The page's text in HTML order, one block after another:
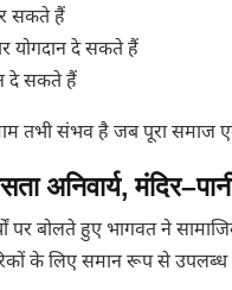
सकते हैं
योगदान दे सकते हैं
दे सकते हैं
तभी संभव है जब पूरा समाज
अनिवार्य,
पर बोलते हुए भागवत ने
के लिए समान रूप से उपलब्ध